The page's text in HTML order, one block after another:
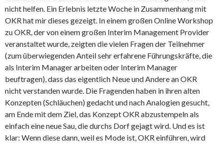
nicht helfen. Ein Erlebnis letzte Woche in Zusammenhang mit
OKR hat mir dieses gezeigt. In einem großen Online Workshop
zu OKR, der von einem großen Interim Management Provider
veranstaltet wurde, zeigten die vielen Fragen der Teilnehmer
(zum überwiegenden Anteil sehr erfahrene Führungskräfte, die
als Interim Manager arbeiten oder Interim Manager
beuftragen), dass das eigentlich Neue und Andere an OKR
nicht verstanden wurde. Die Fragenden haben in ihren alten
Konzepten (Schläuchen) gedacht und nach Analogien gesucht,
am Ende mit dem Ziel, das Konzept OKR abzustempeln als
einfach eine neue Sau, die durchs Dorf gejagt wird. Und es ist
klar: Wenn diese dann, weil es Mode ist, OKR einführen, wird